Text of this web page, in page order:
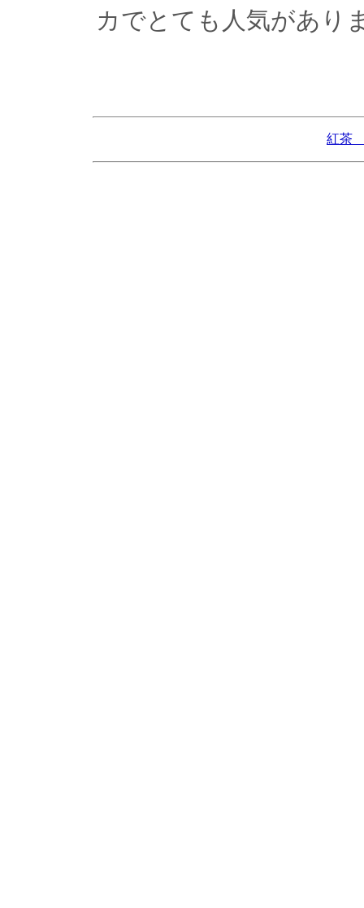
カでとても人気があり
紅茶